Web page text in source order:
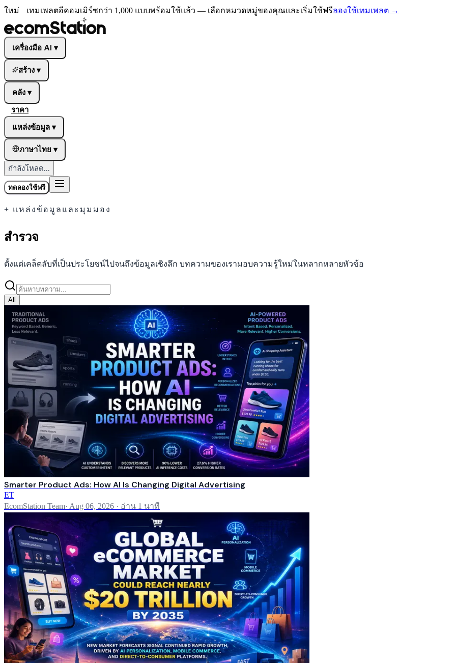
ใหม่ เทมเพลตอีคอมเมิร์ซกว่า 1,000 แบบพร้อมใช้แล้ว — เลือกหมวดหมู่ของคุณและเริ่มใช้ฟรีลองใช้เทมเพลต →
เครื่องมือ AI ▾
สร้าง ▾
คลัง ▾
ราคา
แหล่งข้อมูล ▾
ภาษาไทย ▾
กำลังโหลด...
ทดลองใช้ฟรี
+ แหล่งข้อมูลและมุมมอง
สำรวจ
ตั้งแต่เคล็ดลับที่เป็นประโยชน์ไปจนถึงข้อมูลเชิงลึก บทความของเรามอบความรู้ใหม่ในหลากหลายหัวข้อ
All
Smarter Product Ads: How AI Is Changing Digital Advertising
ET
EcomStation Team· Aug 06, 2026 · อ่าน 1 นาที